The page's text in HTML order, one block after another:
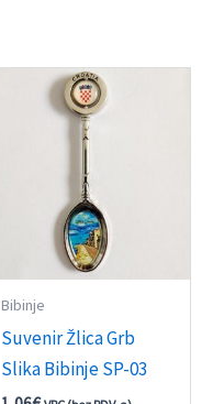
Bibinje
Suvenir Žlica Grb
Slika Bibinje SP-03